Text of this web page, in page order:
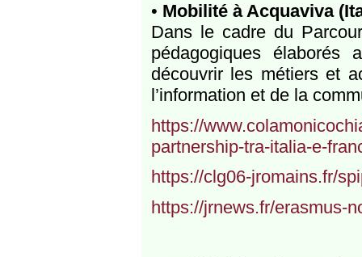
• Mobilité à Acquaviva
Dans le cadre du
pédagogiques élaborés
découvrir les métiers et
l’information et de la
https://
partnership-tra-italia-e-
https://clg06-jromains.fr/
https://jrnews.fr/erasmus-